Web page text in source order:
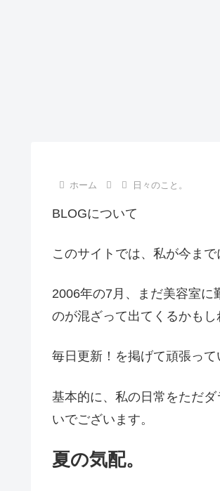
ホーム 日々のこと。
BLOGについて
このサイトでは、私が今ま
2006年の7月、まだ美容室に
のが混ざって出てくるかもし
毎日更新！を掲げて頑張っ
基本的に、私の日常をただ
いでございます。
夏の気配。